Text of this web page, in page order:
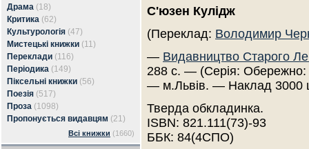
Драма (18)
Критика (62)
Культурологія (47)
Мистецькі книжки (11)
Переклади (116)
Періодика (149)
Піксельні книжки (56)
Поезія (517)
Проза (1098)
Пропонується видавцям (21)
Всі книжки (1660)
С'юзен Кулідж
(Переклад: Володимир
— Видавництво Старого
288 с. — (Серія: Обережно:
— м.Львів. — Наклад 3000
Тверда обкладинка.
ISBN: 821.111(73)-93
ББК: 84(4СПО)